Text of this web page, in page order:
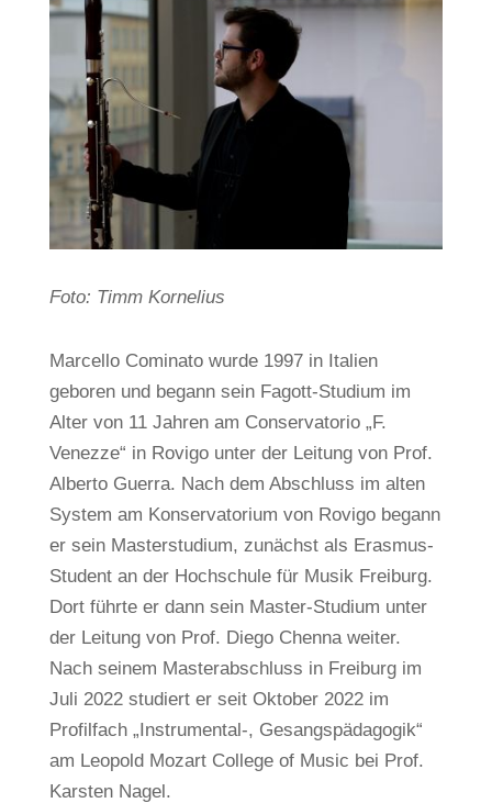
Foto: Timm Kornelius
Marcello Cominato wurde 1997 in Italien
geboren und begann sein Fagott-Studium im
Alter von 11 Jahren am Conservatorio „F.
Venezze“ in Rovigo unter der Leitung von Prof.
Alberto Guerra. Nach dem Abschluss im alten
System am Konservatorium von Rovigo begann
er sein Masterstudium, zunächst als Erasmus-
Student an der Hochschule für Musik Freiburg.
Dort führte er dann sein Master-Studium unter
der Leitung von Prof. Diego Chenna weiter.
Nach seinem Masterabschluss in Freiburg im
Juli 2022 studiert er seit Oktober 2022 im
Profilfach „Instrumental-, Gesangspädagogik“
am Leopold Mozart College of Music bei Prof.
Karsten Nagel.